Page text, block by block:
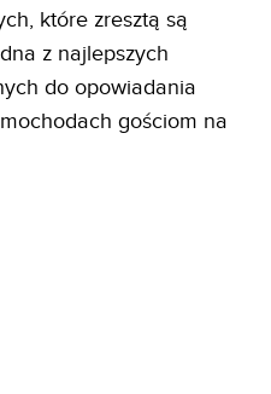
które zresztą są
z najlepszych
do opowiadania
gościom na